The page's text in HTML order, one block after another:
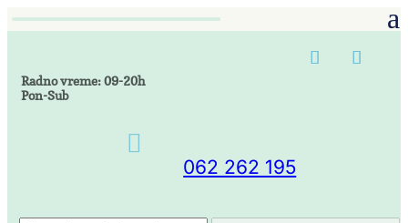
Radno vreme: 09-20h
Pon-Sub

062 262 195